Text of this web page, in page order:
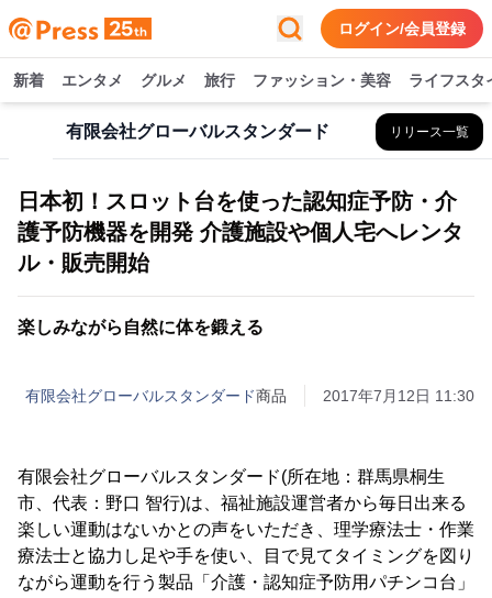
ログイン/会員登録
新着 エンタメ グルメ 旅行 ファッション・美容 ライフスタ
有限会社グローバルスタンダード リリース一覧
日本初！スロット台を使った認知症予防・介
護予防機器を開発 介護施設や個人宅へレンタ
ル・販売開始
楽しみながら自然に体を鍛える
有限会社グローバルスタンダード商品 2017年7月12日 11:30
有限会社グローバルスタンダード(所在地：群馬県桐生
市、代表：野口 智行)は、福祉施設運営者から毎日出来る
楽しい運動はないかとの声をいただき、理学療法士・作業
療法士と協力し足や手を使い、目で見てタイミングを図り
ながら運動を行う製品「介護・認知症予防用パチンコ台」